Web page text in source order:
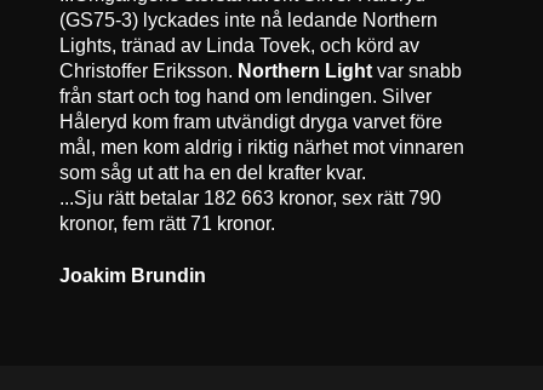
(GS75-3) lyckades inte nå ledande Northern
Lights, tränad av Linda Tovek, och körd av
Christoffer Eriksson. Northern Light var snabb
från start och tog hand om lendingen. Silver
Håleryd kom fram utvändigt dryga varvet före
mål, men kom aldrig i riktig närhet mot vinnaren
som såg ut att ha en del krafter kvar.
...Sju rätt betalar 182 663 kronor, sex rätt 790
kronor, fem rätt 71 kronor.
Joakim Brundin